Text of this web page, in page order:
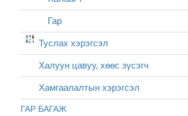
Гар
Туслах хэрэгсэл
Халуун цавуу, хөөс зүсэгч
Хамгаалалтын хэрэгсэл
ГАР БАГАЖ